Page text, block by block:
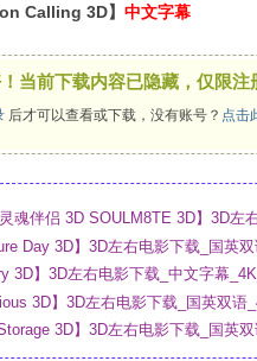
Calling 3D】 中文字幕
当前下载内容已隐藏，仅限
后才可以查看或下载，没有账号？ 点击
魂伴侣 3D SOULM8TE 3D】3D左
Day 3D】3D左右电影下载_国英双
3D】3D左右电影下载_中文字幕
3D】3D左右电影下载_国英双语
3D】3D左右电影下载_国英双